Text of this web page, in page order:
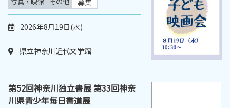
募集
2026年8月19日(水)
県立神奈川近代文学館
第52回神奈川独立書展 第33回神奈
川県青少年毎日書道展